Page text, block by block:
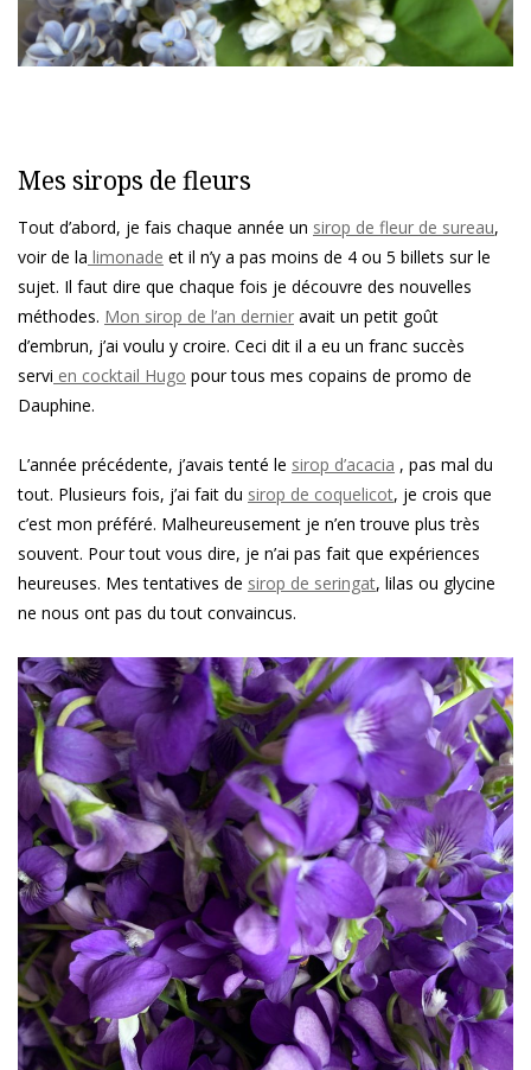
Mes sirops de fleurs
Tout d’abord, je fais chaque année un sirop de fleur de sureau,
voir de la limonade et il n’y a pas moins de 4 ou 5 billets sur le
sujet. Il faut dire que chaque fois je découvre des nouvelles
méthodes. Mon sirop de l’an dernier avait un petit goût
d’embrun, j’ai voulu y croire. Ceci dit il a eu un franc succès
servi en cocktail Hugo pour tous mes copains de promo de
Dauphine.
L’année précédente, j’avais tenté le sirop d’acacia , pas mal du
tout. Plusieurs fois, j’ai fait du sirop de coquelicot, je crois que
c’est mon préféré. Malheureusement je n’en trouve plus très
souvent. Pour tout vous dire, je n’ai pas fait que expériences
heureuses. Mes tentatives de sirop de seringat, lilas ou glycine
ne nous ont pas du tout convaincus.